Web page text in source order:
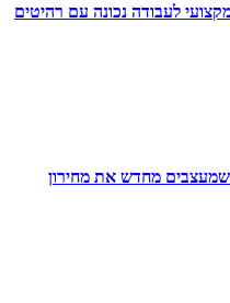
לעבודה נכונה עם רהיטים
שמעצבים מחדש את מחירון